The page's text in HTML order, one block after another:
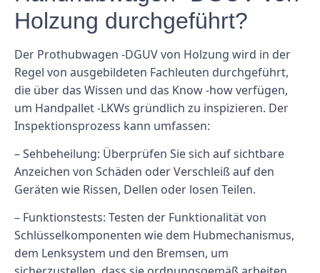
Holzung durchgeführt?
Der Prothubwagen -DGUV von Holzung wird in der
Regel von ausgebildeten Fachleuten durchgeführt,
die über das Wissen und das Know -how verfügen,
um Handpallet -LKWs gründlich zu inspizieren. Der
Inspektionsprozess kann umfassen:
– Sehbeheilung: Überprüfen Sie sich auf sichtbare
Anzeichen von Schäden oder Verschleiß auf den
Geräten wie Rissen, Dellen oder losen Teilen.
– Funktionstests: Testen der Funktionalität von
Schlüsselkomponenten wie dem Hubmechanismus,
dem Lenksystem und den Bremsen, um